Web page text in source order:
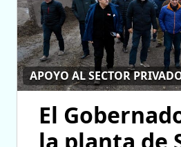
APOYO AL SECTOR
El